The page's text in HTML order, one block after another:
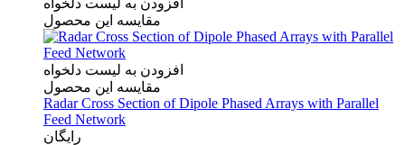
مقایسه این محصول
افزودن به لیست دلخواه
مقایسه این محصول
Radar Cross Section of Dipole Phased Arrays with Parallel
Feed Network
رایگان